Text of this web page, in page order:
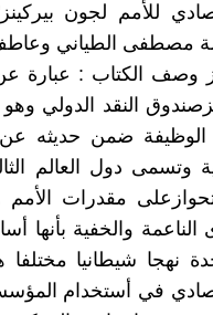
الطياني وعاطف معتمد سنة 2019 دار
وصف الكتاب : عبارة
النقد الدولي
الوظيفة ضمن حديثه عن
وتسمى دول العالم
مقدرات الأمم
الناعمة والخفية
نهجا شيطانيا
في أستخدام